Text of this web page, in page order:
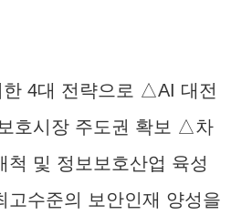
4대 전략으로 △AI 대전
호시장 주도권 확보 △차
척 및 정보보호산업 육성
수준의 보안인재 양성을